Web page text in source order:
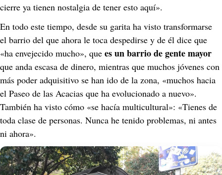
cierre ya tienen nostalgia de tener esto aquí».
En todo este tiempo, desde su garita ha visto transformarse
el barrio del que ahora le toca despedirse y de él dice que
«ha envejecido mucho», que es un barrio de gente mayor
que anda escasa de dinero, mientras que muchos jóvenes con
más poder adquisitivo se han ido de la zona, «muchos hacia
el Paseo de las Acacias que ha evolucionado a nuevo».
También ha visto cómo «se hacía multicultural»: «Tienes de
toda clase de personas. Nunca he tenido problemas, ni antes
ni ahora».